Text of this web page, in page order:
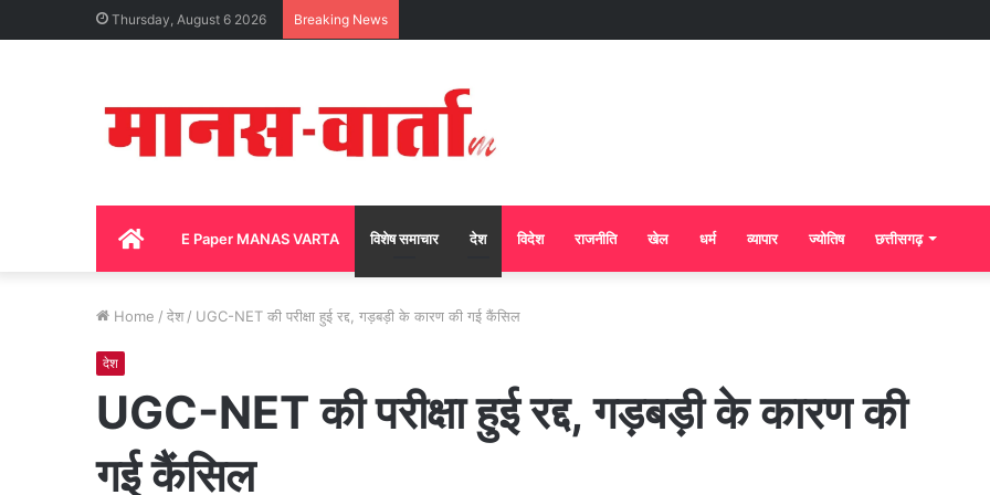
Thursday, August 6 2026 Breaking News
HomeE Paper MANAS VARTA विशेष समाचार देश विदेश राजनीति खेल धर्म व्यापार ज्योतिष छत्तीसगढ़
Home / देश / UGC-NET की परीक्षा हुई रद्द, गड़बड़ी के कारण की गई कैंसिल
देश
UGC-NET की परीक्षा हुई रद्द, गड़बड़ी के कारण की
गई कैंसिल